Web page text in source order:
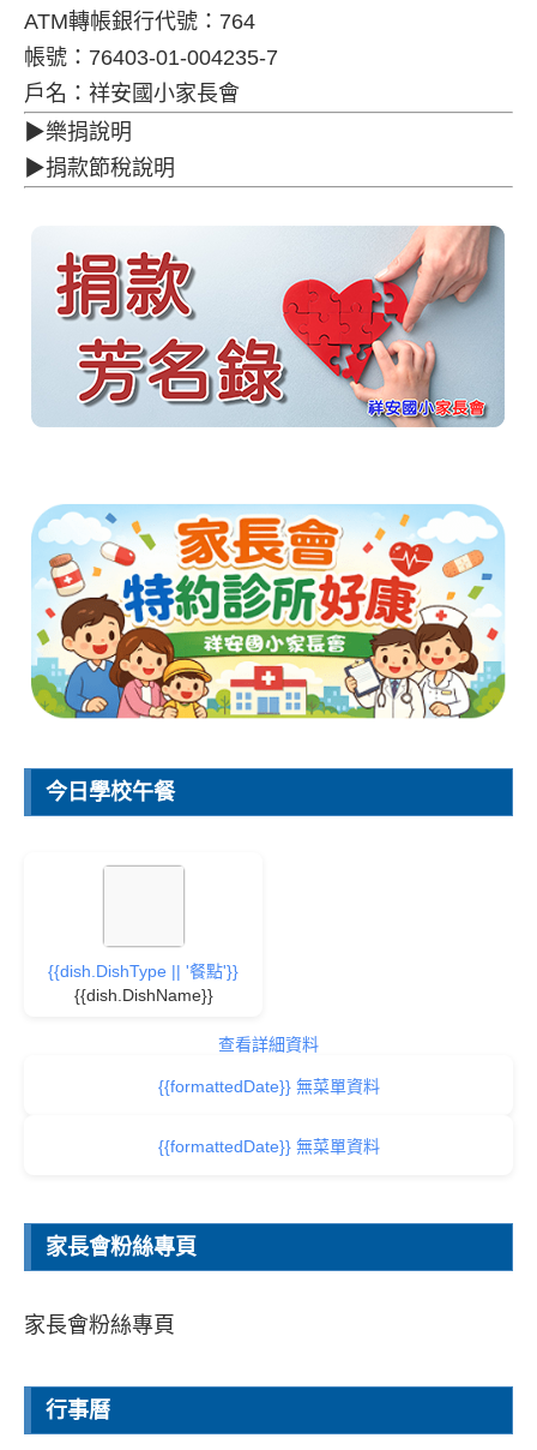
ATM轉帳銀行代號：764
帳號：76403-01-004235-7
戶名：祥安國小家長會
▶樂捐說明
▶捐款節稅說明
今日學校午餐
{{dish.DishType || '餐點'}}
{{dish.DishName}}
查看詳細資料
{{formattedDate}} 無菜單資料
{{formattedDate}} 無菜單資料
家長會粉絲專頁
家長會粉絲專頁
行事曆